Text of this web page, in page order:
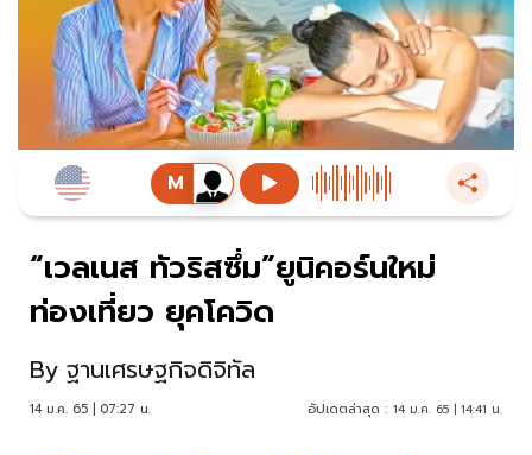
“เวลเนส ทัวริสซึ่ม”ยูนิคอร์นใหม่
ท่องเที่ยว ยุคโควิด
By ฐานเศรษฐกิจดิจิทัล
14 ม.ค. 65 | 07:27 น. อัปเดตล่าสุด : 14 ม.ค. 65 | 14:41 น.